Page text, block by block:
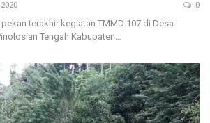
0
pekan terakhir kegiatan TMMD 107 di Desa
Tengah Kabupaten…